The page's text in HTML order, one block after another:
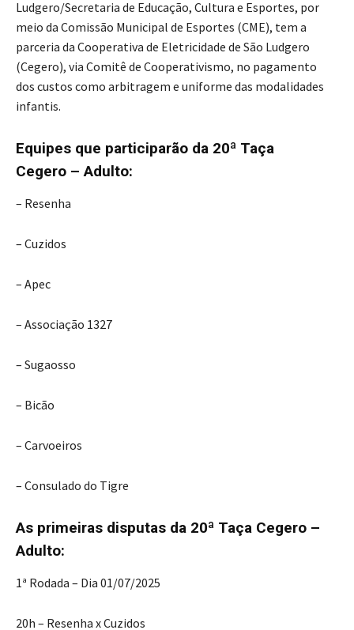
Ludgero/Secretaria de Educação, Cultura e Esportes, por
meio da Comissão Municipal de Esportes (CME), tem a
parceria da Cooperativa de Eletricidade de São Ludgero
(Cegero), via Comitê de Cooperativismo, no pagamento
dos custos como arbitragem e uniforme das modalidades
infantis.
Equipes que participarão da 20ª Taça
Cegero – Adulto:
– Resenha
– Cuzidos
– Apec
– Associação 1327
– Sugaosso
– Bicão
– Carvoeiros
– Consulado do Tigre
As primeiras disputas da 20ª Taça Cegero –
Adulto:
1ª Rodada – Dia 01/07/2025
20h – Resenha x Cuzidos